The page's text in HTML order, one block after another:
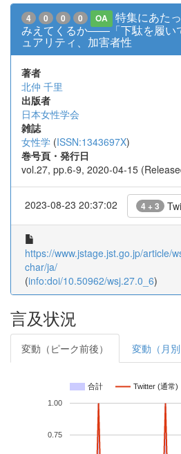
4 0 0 0 OA
特集にあた
みえてくるか――「下駄を履い
ュアリティ、加害者性
著者
北仲 千里
出版者
日本女性学会
雑誌
女性学 (ISSN:1343697X)
巻号頁・発行日
vol.27, pp.6-9, 2020-04-15
2023-08-23 20:37:02 4 + 3
https://www.jstage.jst.go.jp/article/
char/ja/
(info:doi/10.50962/wsj.27.0_6)
言及状況
変動（ピーク前後） 変動（月別
合計 Twitter (通常)
0.75
1.00